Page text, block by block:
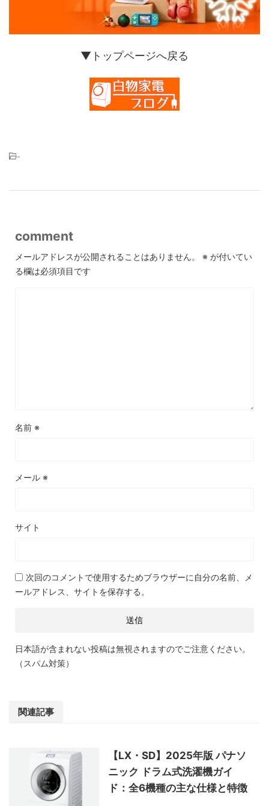
▼トップページへ戻る
-
comment
メールアドレスが公開されることはありません。 ※ が付いてい
る欄は必須項目です
名前 ※
メール ※
サイト
次回のコメントで使用するためブラウザーに自分の名前、メ
ールアドレス、サイトを保存する。
日本語が含まれない投稿は無視されますのでご注意ください。
（スパム対策）
関連記事
【LX・SD】2025年版 パナソ
ニック ドラム式洗濯機ガイ
ド：全6機種の主な仕様と特徴